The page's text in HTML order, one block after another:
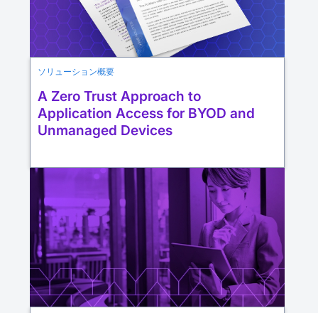
ソリューション概要
A Zero Trust Approach to
Application Access for BYOD and
Unmanaged Devices